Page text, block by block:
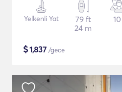
Yelkenli Yat
79 ft
24 m
10
$1,837 /gece